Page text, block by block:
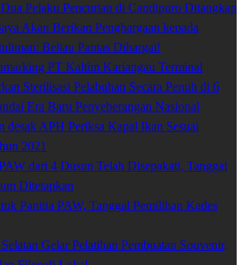
Pelaku Pencurian di Candipuro Ditangkap
Akan Berikan Penghargaan kepada
Beliau Pantas Dihargai!
PT Kaltim Kariangau Terminal
Sterilisasi Pelabuhan Secara Penuh di 6
Era Baru Penyeberangan Nasional
desak APH Periksa Kapal Ikan Sesuai
2021
dari 4 Dusun Telah Disepakati, Tanggal
Ditetapkan
Panitia PAW, Tanggal Pemilihan Kades
Gelar Pelatihan Pembuatan Souvenir,